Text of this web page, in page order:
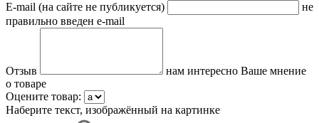
E-mail (на сайте не публикуется)
не
правильно введен e-mail
Отзыв
нам интересно Ваше мнение
о товаре
Оцените товар:
Наберите текст, изображённый на картинке